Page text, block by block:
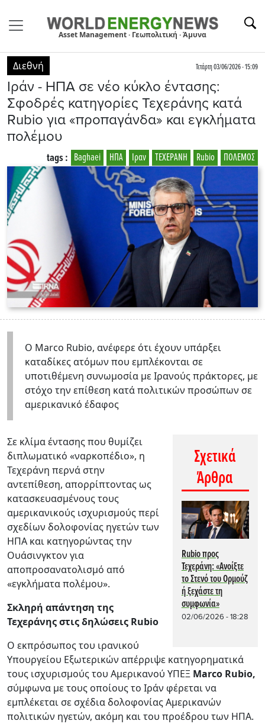
Asset Management · Γεωπολιτική · Άμυνα
Διεθνή Τετάρτη 03/06/2026 - 15:09
Ιράν - ΗΠΑ σε νέο κύκλο έντασης:
Σφοδρές κατηγορίες Τεχεράνης κατά
Rubio για «προπαγάνδα» και εγκλήματα
πολέμου
ΠΟΛΕΜΟΣ
Rubio
ΤΕΧΕΡΑΝΗ
Ιραν
ΗΠΑ
Baghaei
tags :
Ο Marco Rubio, ανέφερε ότι έχουν υπάρξει
καταδίκες ατόμων που εμπλέκονται σε
υποτιθέμενη συνωμοσία με Ιρανούς πράκτορες, με
στόχο την επίθεση κατά πολιτικών προσώπων σε
αμερικανικό έδαφος
Σχετικά
Άρθρα
Rubio προς
Τεχεράνη: «Ανοίξτε
το Στενό του Ορμούζ
ή ξεχάστε τη
συμφωνία»
02/06/2026 - 18:28
Σε κλίμα έντασης που θυμίζει
διπλωματικό «ναρκοπέδιο», η
Τεχεράνη περνά στην
αντεπίθεση, απορρίπτοντας ως
κατασκευασμένους τους
αμερικανικούς ισχυρισμούς περί
σχεδίων δολοφονίας ηγετών των
ΗΠΑ και κατηγορώντας την
Ουάσινγκτον για
αποπροσανατολισμό από
«εγκλήματα πολέμου».
Σκληρή απάντηση της
Τεχεράνης στις δηλώσεις Rubio
Ο εκπρόσωπος του ιρανικού
Υπουργείου Εξωτερικών απέρριψε κατηγορηματικά
τους ισχυρισμούς του Αμερικανού ΥΠΕΞ Marco Rubio,
σύμφωνα με τους οποίους το Ιράν φέρεται να
εμπλέκεται σε σχέδια δολοφονίας Αμερικανών
πολιτικών ηγετών, ακόμη και του προέδρου των ΗΠΑ.